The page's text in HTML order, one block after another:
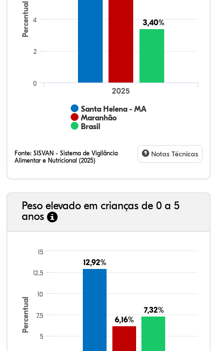
Percentual 3,40%
3,40%
Santa Helena - MA
Maranhão
Brasil
2025
0
2
4
Fonte: SISVAN - Sistema de Vigilância
Alimentar e Nutricional (2025)
Notas Técnicas
Peso elevado em crianças de 0 a 5
anos
Percentual
12,92%
12,92%
6,16%
6,16%
7,32%
7,32%
5
7.5
10
12.5
15